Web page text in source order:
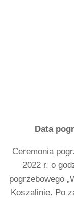
Data
Ceremonia
2022 r. o
pogrzebowego
Koszalinie. Po